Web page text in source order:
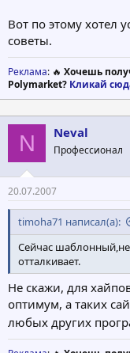
Вот по этому хотел
советы.
Реклама: 🔥 Хочешь
Polymarket? Кликай
N Neval
Профессионал
20.07.2007
timoha71 написал(а):
Сейчас
отталкивает.
Не скажи, для
оптимум, а таких
любых других